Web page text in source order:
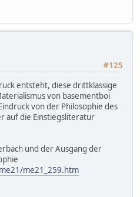
#125
entsteht, diese drittklassige
von basementboi
von der Philosophie des
auf die Einstiegsliteratur
und der Ausgang der
me21_259.htm